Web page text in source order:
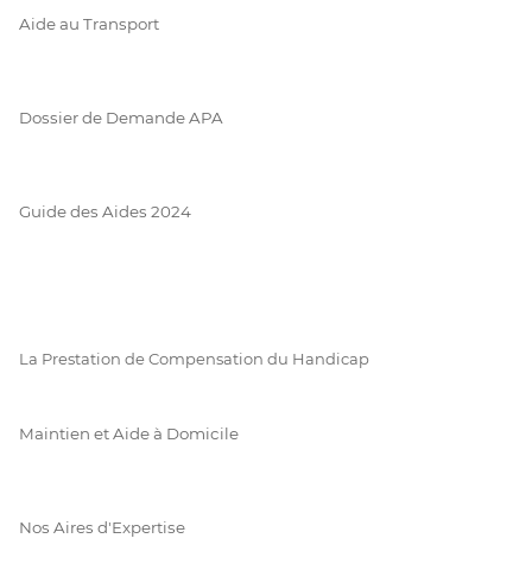
Aide au Transport
Dossier de Demande APA
Guide des Aides 2024
La Prestation de Compensation du Handicap
Maintien et Aide à Domicile
Nos Aires d'Expertise